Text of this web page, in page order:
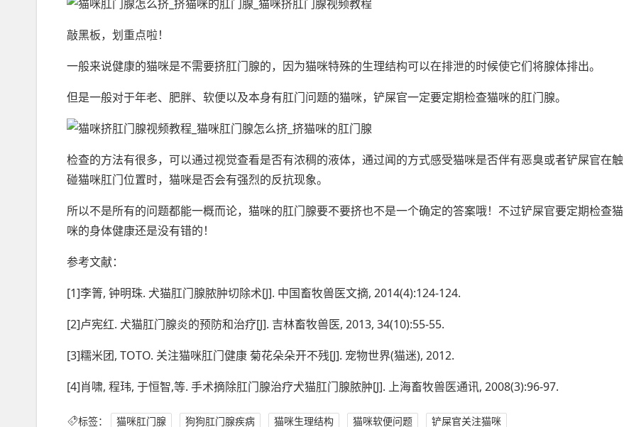
敲黑板，划重点啦！
一般来说健康的猫咪是不需要挤肛门腺的，因为猫咪特殊的生理结构可以在排泄的时候使它们将腺体排出。
但是一般对于年老、肥胖、软便以及本身有肛门问题的猫咪，铲屎官一定要定期检查猫咪的肛门腺。
检查的方法有很多，可以通过视觉查看是否有浓稠的液体，通过闻的方式感受猫咪是否伴有恶臭或者铲屎官在触
碰猫咪肛门位置时，猫咪是否会有强烈的反抗现象。
所以不是所有的问题都能一概而论，猫咪的肛门腺要不要挤也不是一个确定的答案哦！不过铲屎官要定期检查猫
咪的身体健康还是没有错的！
参考文献：
[1]李箐, 钟明珠. 犬猫肛门腺脓肿切除术[J]. 中国畜牧兽医文摘, 2014(4):124-124.
[2]卢宪红. 犬猫肛门腺炎的预防和治疗[J]. 吉林畜牧兽医, 2013, 34(10):55-55.
[3]糯米团, TOTO. 关注猫咪肛门健康 菊花朵朵开不残[J]. 宠物世界(猫迷), 2012.
[4]肖啸, 程玮, 于恒智,等. 手术摘除肛门腺治疗犬猫肛门腺脓肿[J]. 上海畜牧兽医通讯, 2008(3):96-97.
标签： 猫咪肛门腺 狗狗肛门腺疾病 猫咪生理结构 猫咪软便问题 铲屎官关注猫咪